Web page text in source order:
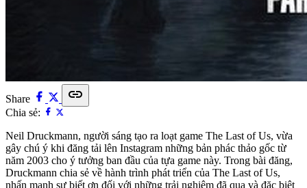
Share link
Chia sẻ:
Neil Druckmann, người sáng tạo ra loạt game The Last of Us, vừa
gây chú ý khi đăng tải lên Instagram những bản phác thảo gốc từ
năm 2003 cho ý tưởng ban đầu của tựa game này. Trong bài đăng,
Druckmann chia sẻ về hành trình phát triển của The Last of Us,
nhấn mạnh sự biết ơn đối với những trải nghiệm đã qua và đặc biệt